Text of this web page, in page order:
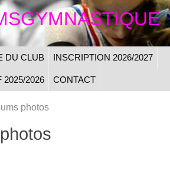
DU CLUB INSCRIPTION 2026/2027
2025/2026 CONTACT
photos
cookies